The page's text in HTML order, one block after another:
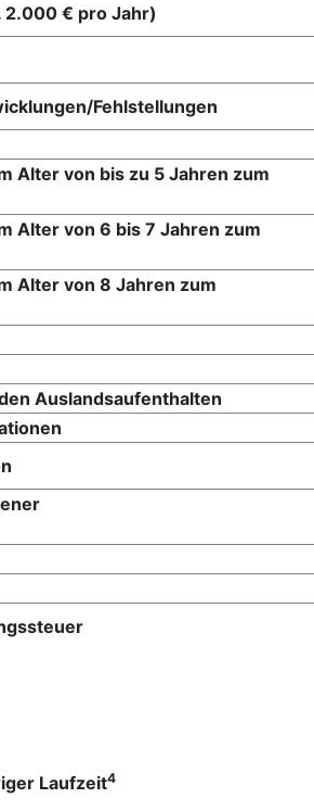
2.000 € pro Jahr)
Fehlstellungen
Alter von bis zu 5 Jahren zum
Alter von 6 bis 7 Jahren zum
Alter von 8 Jahren zum
Auslandsaufenthalten
Laufzeit4